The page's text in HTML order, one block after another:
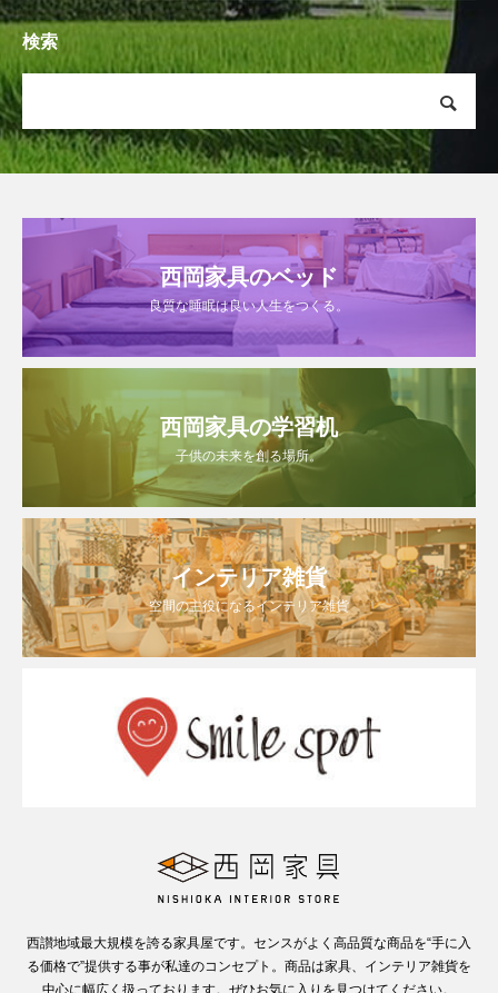
検索
西岡家具のベッド
良質な睡眠は良い人生をつくる。
西岡家具の学習机
子供の未来を創る場所。
インテリア雑貨
空間の主役になるインテリア雑貨
西讃地域最大規模を誇る家具屋です。センスがよく高品質な商品を“手に入
る価格で”提供する事が私達のコンセプト。商品は家具、インテリア雑貨を
中心に幅広く扱っております。ぜひお気に入りを見つけてください。